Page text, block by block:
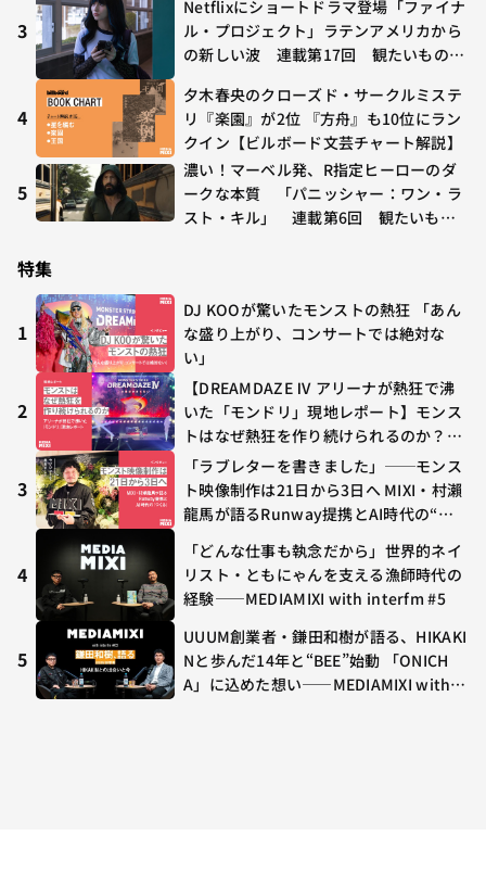
年7/24〜7/30
3
Netflixにショートドラマ登場「ファイナ
ル・プロジェクト」ラテンアメリカから
の新しい波 連載第17回 観たいものが
4
夕木春央のクローズド・サークルミステ
リ『楽園』が2位 『方舟』も10位にラン
クイン【ビルボード文芸チャート解説】
5
濃い！マーベル発、R指定ヒーローのダ
ークな本質 「パニッシャー：ワン・ラ
スト・キル」 連載第6回 観たいもの
特集
1
DJ KOOが驚いたモンストの熱狂 「あん
な盛り上がり、コンサートでは絶対な
い」
2
【DREAMDAZE Ⅳ アリーナが熱狂で沸
いた「モンドリ」現地レポート】モンス
トはなぜ熱狂を作り続けられるのか？コ
ラボ初の“真獣神化”やDJ KOO、てつ
や、兎田ぺこら、壱百満天原サロメらも
集結
3
「ラブレターを書きました」──モンス
ト映像制作は21日から3日へ MIXI・村瀨
龍馬が語るRunway提携とAI時代の“つ
4
「どんな仕事も執念だから」世界的ネイ
リスト・ともにゃんを支える漁師時代の
経験——MEDIAMIXI with interfm #5
5
UUUM創業者・鎌田和樹が語る、HIKAKI
Nと歩んだ14年と“BEE”始動 「ONICH
A」に込めた想い——MEDIAMIXI with in